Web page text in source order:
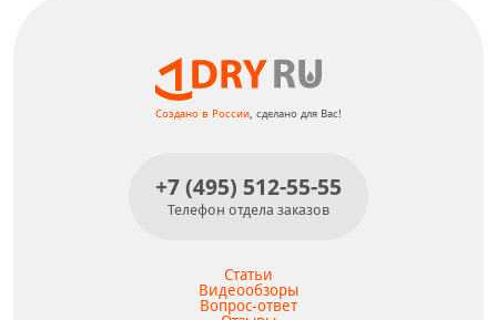
Создано в России , сделано для Вас!
Статьи
Видеообзоры
Вопрос-ответ
+7 (495) 512-55-55
Телефон отдела заказов